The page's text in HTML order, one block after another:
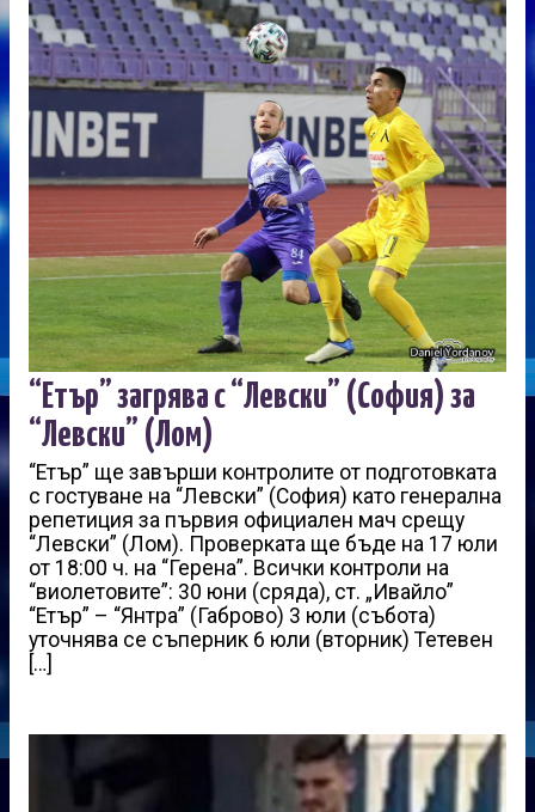
“Етър” загрява с “Левски” (София) за
“Левски” (Лом)
“Етър” ще завърши контролите от подготовката
с гостуване на “Левски” (София) като генерална
репетиция за първия официален мач срещу
“Левски” (Лом). Проверката ще бъде на 17 юли
от 18:00 ч. на “Герена”. Всички контроли на
“виолетовите”: 30 юни (сряда), ст. „Ивайло”
“Етър” – “Янтра” (Габрово) 3 юли (събота)
уточнява се съперник 6 юли (вторник) Тетевен
[…]